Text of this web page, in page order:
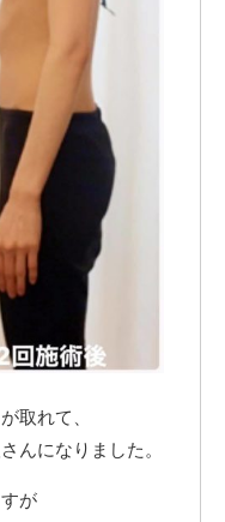
取れて、
んになりました。
が